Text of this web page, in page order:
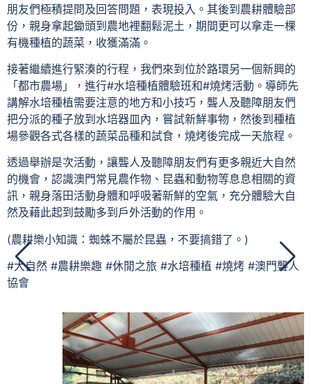
朋友們極積提問及回答問題，表現投入。其後到農耕體驗部
份，親身拿起鋤頭到農地裡翻鬆泥土，期間更可以拿走一棵
有機種植的蔬菜，收獲滿滿。
接著繼續進行緊湊的行程，我們來到位於路環另一個新興的
「都市農場」，進行#水培種植體驗班和#燒烤活動。導師先
講解水培種植需要注意的地方和小技巧，聾人及聽障朋友們
把分派的種子放到水培器皿內，嘗試新鮮事物，然後到種植
場參觀各式各樣的蔬菜品種和試食，燒烤後完成一天旅程。
透過舉辦是次活動，讓聾人及聽障朋友們有更多親近大自然
的機會，認識澳門常見農作物、昆蟲和動物等息息相關的資
訊，親身落田活動身體和呼吸著新鮮的空氣，充分體驗大自
然及藉此起到鼓勵多到戶外活動的作用。
(農耕樂小知識：蜘蛛不屬於昆蟲，不要搞錯了。)
#大自然 #農耕樂趣 #休閒之旅 #水培種植 #燒烤 #澳門聾人
協會